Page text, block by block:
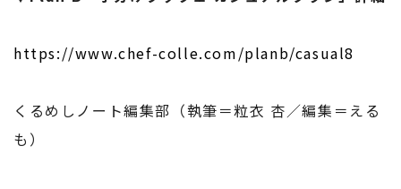
https://www.chef-colle.com/planb/casual8
くるめしノート編集部（執筆＝粒衣 杏／編集＝える
も）